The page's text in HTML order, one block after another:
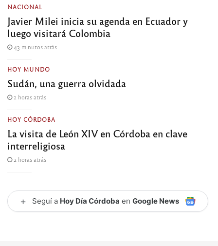
NACIONAL
Javier Milei inicia su agenda en Ecuador y
luego visitará Colombia
43 minutos atrás
HOY MUNDO
Sudán, una guerra olvidada
2 horas atrás
HOY CÓRDOBA
La visita de León XIV en Córdoba en clave
interreligiosa
2 horas atrás
+ Seguí a Hoy Día Córdoba en Google News